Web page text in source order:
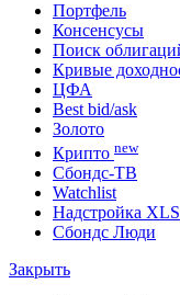
Портфель
Консенсусы
Поиск
Кривые
ЦФА
Best bid/ask
Золото
Крипто new
Сбондс-ТВ
Watchlist
Надстройка XLS
Сбондс Люди
Закрыть